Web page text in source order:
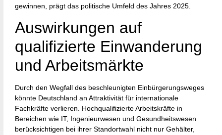
gewinnen, prägt das politische Umfeld des Jahres 2025.
Auswirkungen auf
qualifizierte Einwanderung
und Arbeitsmärkte
Durch den Wegfall des beschleunigten Einbürgerungsweges
könnte Deutschland an Attraktivität für internationale
Fachkräfte verlieren. Hochqualifizierte Arbeitskräfte in
Bereichen wie IT, Ingenieurwesen und Gesundheitswesen
berücksichtigen bei ihrer Standortwahl nicht nur Gehälter,